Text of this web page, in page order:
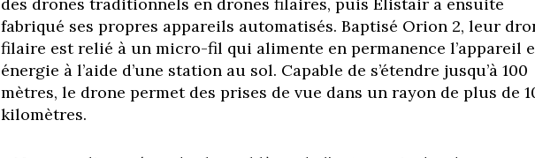
fabriqué ses propres appareils automatisés. Baptisé Orion 2, leur
filaire est relié à un micro-fil qui alimente en permanence l’appareil
énergie à l’aide d’une station au sol. Capable de s’étendre jusqu’à 100
mètres, le drone permet des prises de vue dans un rayon de plus de
kilomètres.